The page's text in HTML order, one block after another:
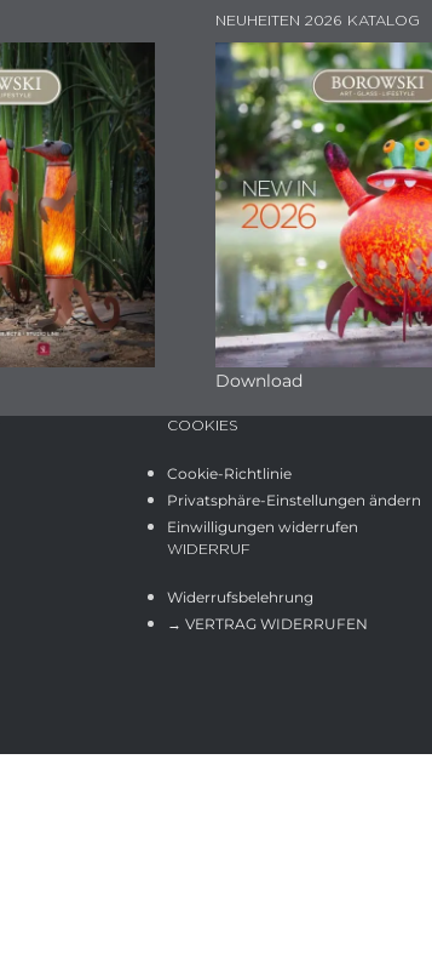
NEUHEITEN 2026 KATALOG
Download
COOKIES
Cookie-Richtlinie
Privatsphäre-Einstellungen ändern
Einwilligungen widerrufen
WIDERRUF
Widerrufsbelehrung
→ VERTRAG WIDERRUFEN